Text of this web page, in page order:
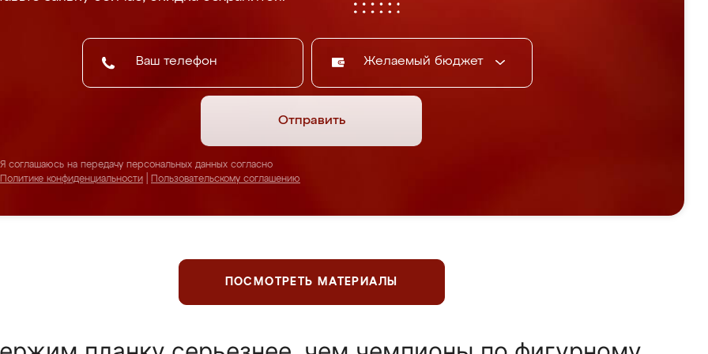
Желаемый бюджет
Отправить
Я соглашаюсь на передачу персональных данных согласно
Политике конфиденциальности
Пользовательскому соглашению
ПОСМОТРЕТЬ МАТЕРИАЛЫ